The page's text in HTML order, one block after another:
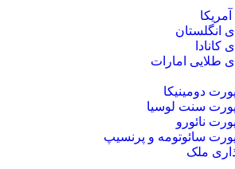
آمریکا
انگلستان
کانادا
طلایی امارات
دومینیکا
سنت لوسیا
نائورو
سائوتومه و پرنسیپ
ملک